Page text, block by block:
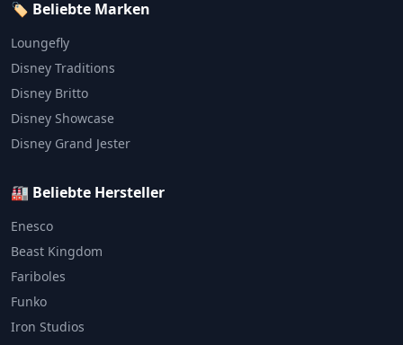
🏷️ Beliebte Marken
Loungefly
Disney Traditions
Disney Britto
Disney Showcase
Disney Grand Jester
🏭 Beliebte Hersteller
Enesco
Beast Kingdom
Fariboles
Funko
Iron Studios